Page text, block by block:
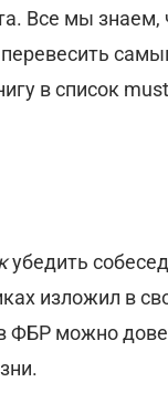
Все мы знаем,
в список
убедить
изложил в
ФБР можно